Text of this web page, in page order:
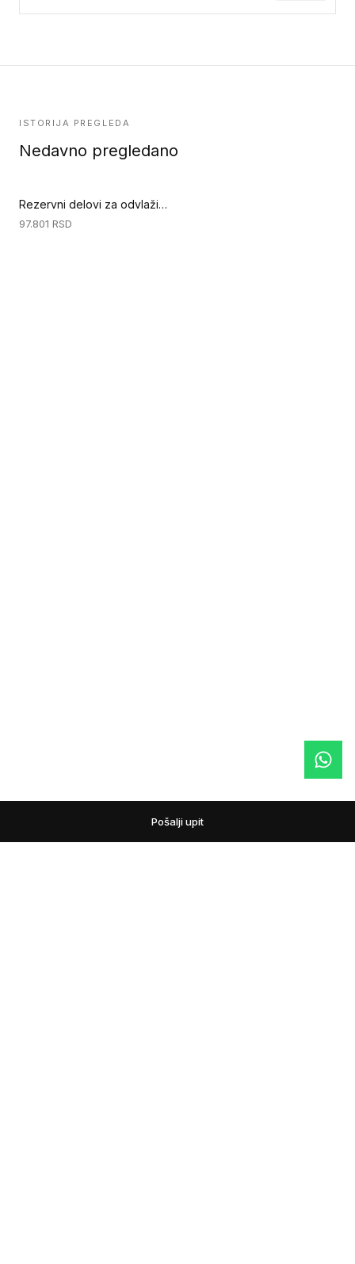
ISTORIJA PREGLEDA
Nedavno pregledano
Rezervni delovi za odvlaživač D-50L - Hidrostick sonda (Priprema podloge)
97.801 RSD
Pošalji upit